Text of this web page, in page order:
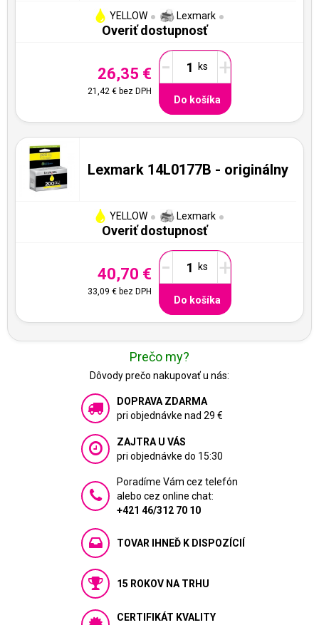
YELLOW Lexmark
Overiť dostupnosť
26,35 €
21,42 € bez DPH
- +
Do košíka
Lexmark 14L0177B - originálny
YELLOW Lexmark
Overiť dostupnosť
40,70 €
33,09 € bez DPH
- +
Do košíka
Prečo my?
Dôvody prečo nakupovať u nás:
DOPRAVA ZDARMA
pri objednávke nad 29 €
ZAJTRA U VÁS
pri objednávke do 15:30
Poradíme Vám cez telefón
alebo cez online chat:
+421 46/312 70 10
TOVAR IHNEĎ K DISPOZÍCIÍ
15 ROKOV NA TRHU
CERTIFIKÁT KVALITY